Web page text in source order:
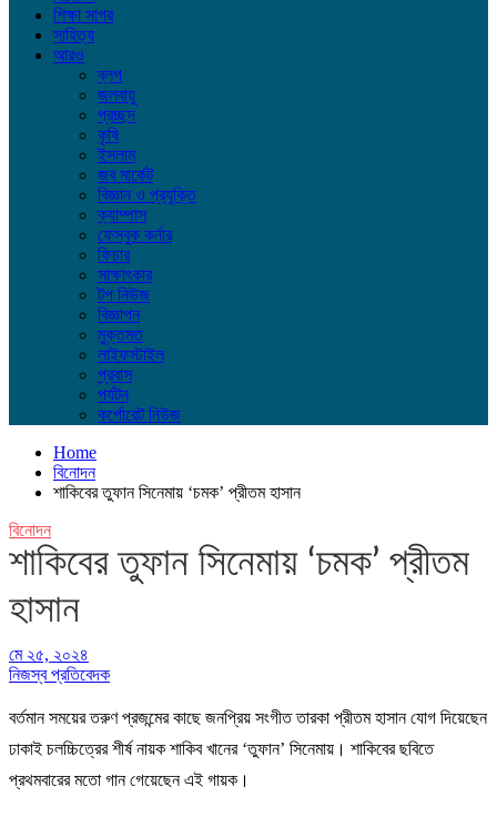
শিক্ষা সাগর
সাহিত্য
আরও
ব্লগ
জলবায়ু
প্রচ্ছদ
কৃষি
ইসলাম
জব মার্কেট
বিজ্ঞান ও প্রযুক্তি
ক্যাম্পাস
ফেসবুক কর্নার
ফিচার
সাক্ষাৎকার
টপ নিউজ
বিজ্ঞাপন
মুক্তমত
লাইফস্টাইল
প্রবাস
পর্যটন
কর্পোরেট নিউজ
Home
বিনোদন
শাকিবের তুফান সিনেমায় ‘চমক’ প্রীতম হাসান
বিনোদন
শাকিবের তুফান সিনেমায় ‘চমক’ প্রীতম
হাসান
মে ২৫, ২০২৪
নিজস্ব প্রতিবেদক
বর্তমান সময়ের তরুণ প্রজন্মের কাছে জনপ্রিয় সংগীত তারকা প্রীতম হাসান যোগ দিয়েছেন
ঢাকাই চলচ্চিত্রের শীর্ষ নায়ক শাকিব খানের ‘তুফান’ সিনেমায়। শাকিবের ছবিতে
প্রথমবারের মতো গান গেয়েছেন এই গায়ক।